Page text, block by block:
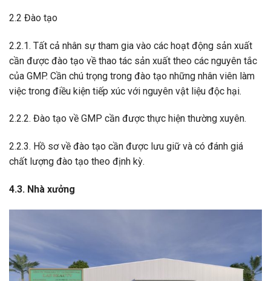
2.2 Đào tạo
2.2.1. Tất cả nhân sự tham gia vào các hoạt động sản xuất
cần được đào tạo về thao tác sản xuất theo các nguyên tắc
của GMP. Cần chú trọng trong đào tạo những nhân viên làm
việc trong điều kiện tiếp xúc với nguyên vật liệu độc hại.
2.2.2. Đào tạo về GMP cần được thực hiện thường xuyên.
2.2.3. Hồ sơ về đào tạo cần được lưu giữ và có đánh giá
chất lượng đào tạo theo định kỳ.
4.3. Nhà xưởng